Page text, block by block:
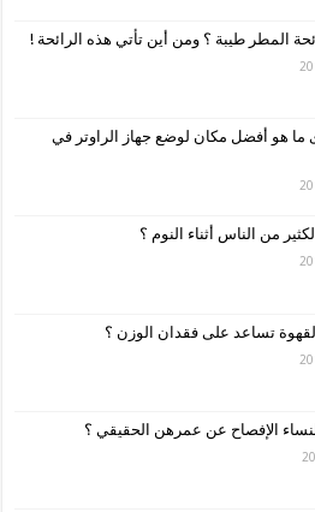
المطر طيبة ؟ ومن أين تأتي هذه الرائحة !
ما هو أفضل مكان لوضع جهاز الراوتر في
من الناس أثناء النوم ؟
تساعد على فقدان الوزن ؟
الإفصاح عن عمرهن الحقيقي ؟